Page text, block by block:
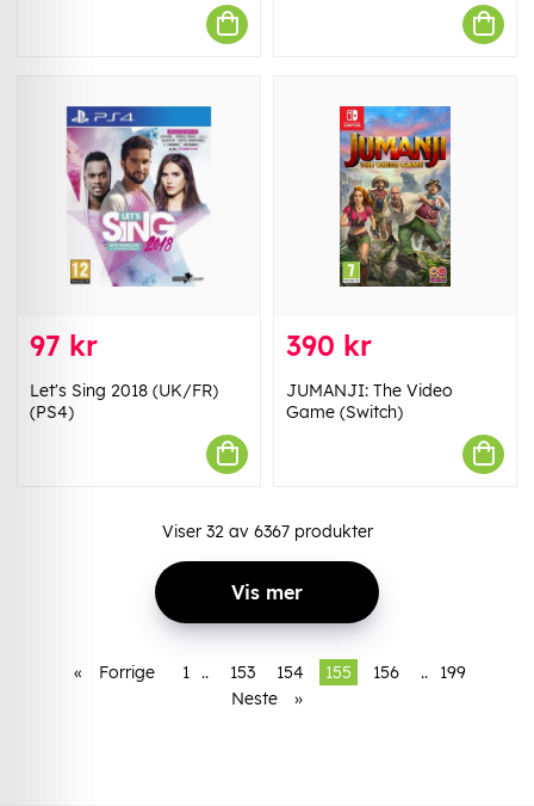
97 kr
Let's Sing 2018 (UK/FR)
(PS4)
390 kr
JUMANJI: The Video
Game (Switch)
Viser 32av 6367produkter
Vis mer
« Forrige 1 .. 153 154 155 156 ..
199
Neste
»